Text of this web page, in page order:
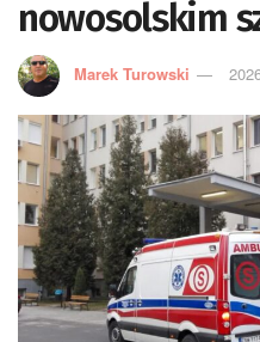
nowosolskim
Marek Turowski